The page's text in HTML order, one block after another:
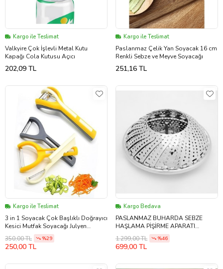
Kargo ile Teslimat
Valkyire Çok İşlevli Metal Kutu
Kapağı Cola Kutusu Açıcı
202,09 TL
Kargo ile Teslimat
Paslanmaz Çelik Yan Soyacak 16 cm
Renkli Sebze ve Meyve Soyacağı
251,16 TL
Kargo ile Teslimat
3 in 1 Soyacak Çok Başlıklı Doğrayıcı
Kesici Mutfak Soyacağı Julyen
Doğrama Paslanmaz Bıçaklar 3
Farklı Soyacak Bir Arada (Çok
Renkli-Renksız)
350,00 TL %29
250,00 TL
Kargo Bedava
PASLANMAZ BUHARDA SEBZE
HAŞLAMA PİŞİRME APARATI
1.299,00 TL %46
699,00 TL